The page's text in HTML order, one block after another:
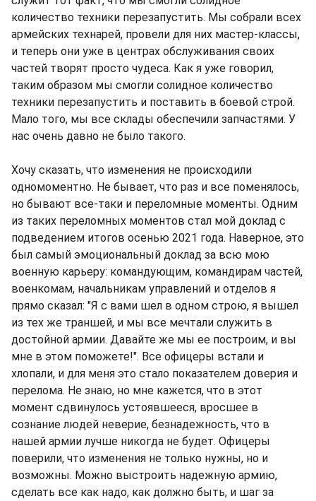
количество техники перезапустить. Мы собрали всех
армейских технарей, провели для них мастер-классы,
и теперь они уже в центрах обслуживания своих
частей творят просто чудеса. Как я уже говорил,
таким образом мы смогли солидное количество
техники перезапустить и поставить в боевой строй.
Мало того, мы все склады обеспечили запчастями. У
нас очень давно не было такого.
Хочу сказать, что изменения не происходили
одномоментно. Не бывает, что раз и все поменялось,
но бывают все-таки и переломные моменты. Одним
из таких переломных моментов стал мой доклад с
подведением итогов осенью 2021 года. Наверное, это
был самый эмоциональный доклад за всю мою
военную карьеру: командующим, командирам частей,
военкомам, начальникам управлений и отделов я
прямо сказал: "Я с вами шел в одном строю, я вышел
из тех же траншей, и мы все мечтали служить в
достойной армии. Давайте же мы ее построим, и вы
мне в этом поможете!". Все офицеры встали и
хлопали, и для меня это стало показателем доверия и
перелома. Не знаю, но мне кажется, что в этот
момент сдвинулось устоявшееся, вросшее в
сознание людей неверие, безнадежность, что в
нашей армии лучше никогда не будет. Офицеры
поверили, что изменения не только нужны, но и
возможны. Можно выстроить надежную армию,
сделать все как надо, как должно быть, и шаг за